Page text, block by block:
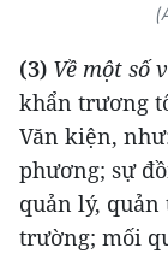
(3) Về một số
khẩn trương
Văn kiện,
phương; sự
quản lý,
trường; mối